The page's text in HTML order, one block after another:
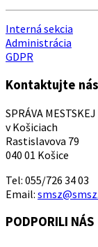
Interná sekcia
Administrácia
GDPR
Kontaktujte nás
SPRÁVA
v Košiciach
Rastislavova 79
040 01 Košice
Tel: 055/726 34 03
Email:
PODPORILI NÁS